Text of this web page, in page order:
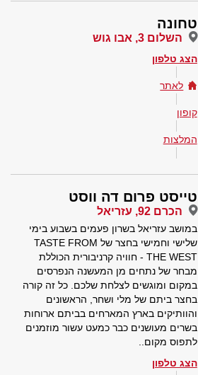
טחונה
השלום 3, אבו גוש
הצג טלפון
לאתר
קופון
המלצות
טייסט פרום דה ווסט
הכרם 92, עזריאל
במושב עזריאל בשרון פעמים בשבוע בימי
שלישי וחמישי בחצר של TASTE FROM
THE WEST - חוויה קרניבורית הכוללת
מבחר של נתחים מן המעשנה הנפרסים
במקום ומוגשים לצלחת שלכם. כל זה קורה
בחצר ביתם של מלי ושחר, הראשונים
והוותיקים בארץ המארחים בביתם ארוחות
בשרים מעושנים כבר כמעט עשור מוזמנים
לתפוס מקום..
הצג טלפון